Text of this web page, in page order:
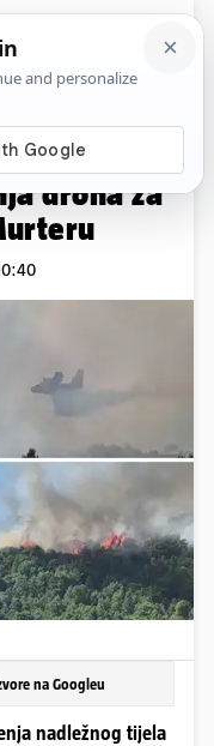
Komentari
drona za
na Googleu
nadležnog tijela